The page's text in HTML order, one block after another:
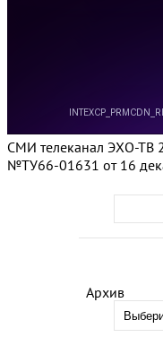
Архив
СМИ телеканал ЭХО-ТВ
№ТУ66-01631 от 16